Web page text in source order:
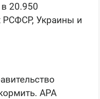
20.950
РСФСР, Украины и
АРА